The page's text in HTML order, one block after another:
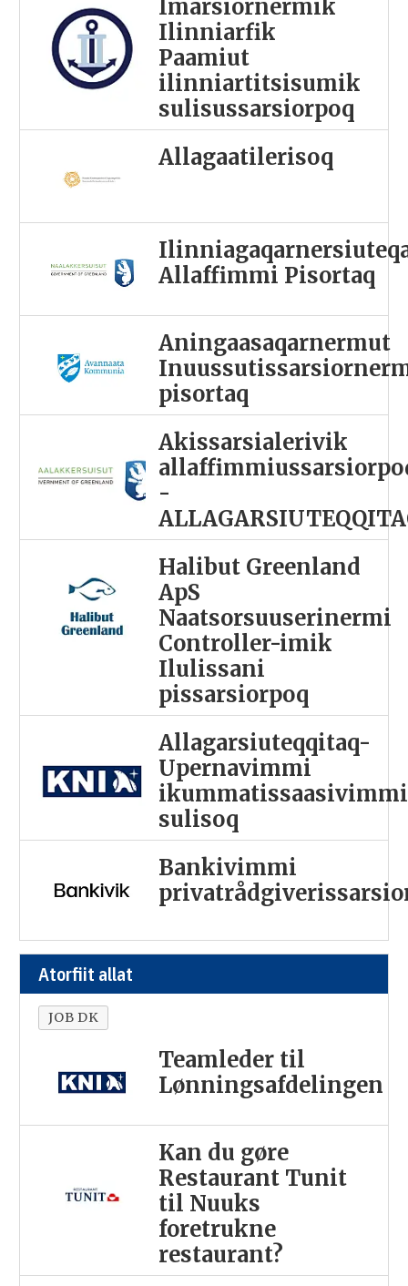
Imarsiornermik
Ilinniarfik
Paamiut
ilinniartitsisumik
sulisussarsiorpoq
Allagaatilerisoq
Allaffimmi Pisortaq
Aningaasaqarnermut
pisortaq
Akissarsialerivik
-
Halibut Greenland
ApS
Naatsorsuuserinermi
Controller-imik
Ilulissani
pissarsiorpoq
Allagarsiuteqqitaq-
Upernavimmi
ikummatissaasivimmi
sulisoq
Bankivimmi
Atorfiit allat
JOB DK
Teamleder til
Lønningsafdelingen
Kan du gøre
Restaurant Tunit
til Nuuks
foretrukne
restaurant?